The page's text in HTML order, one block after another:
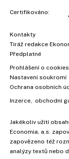
Certifikováno:
Kontakty
Tiráž redakce
Předplatné
Prohlášení o cookies
Nastavení soukromí
Ochrana osobních
Inzerce , obchodní
Jakékoliv užití
Economia, a.s.
zapovězeno též
analýzy textů nebo